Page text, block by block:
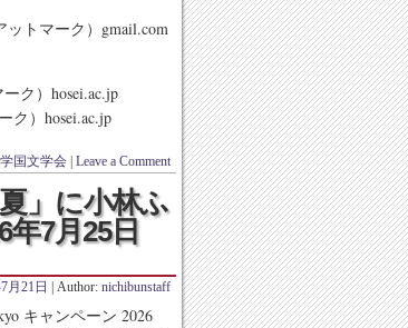
トマーク）gmail.com
ク）hosei.ac.jp
国文学会 Leave a Comment
」に小林ふ
年7月25日
月21日 | Author: nichibunstaff
キャンペーン 2026